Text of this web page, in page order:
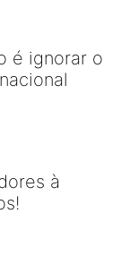
é ignorar o
à